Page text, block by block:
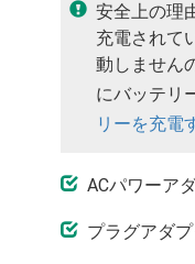
安全上の理
充電されて
動しません
にバッテリ
リーを充電
ACパワーア
プラグアダプ